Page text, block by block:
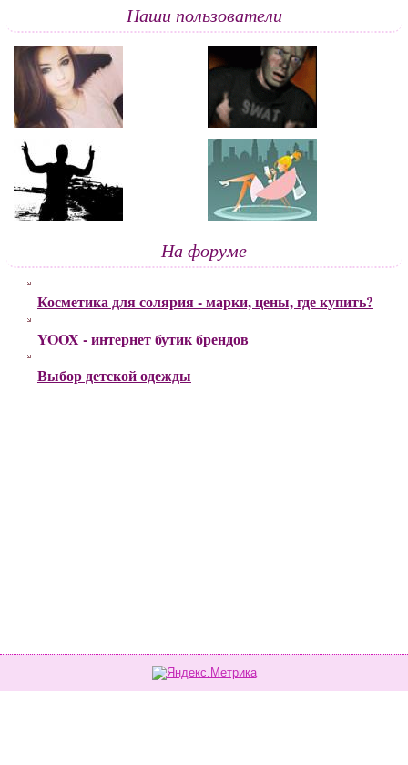
Наши пользователи
На форуме
Косметика для солярия - марки, цены, где купить?
YOOX - интернет бутик брендов
Выбор детской одежды